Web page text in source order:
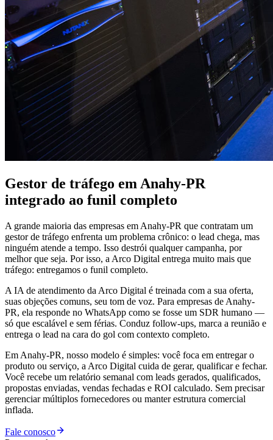
Gestor de tráfego em Anahy-PR
integrado ao funil completo
A grande maioria das empresas em Anahy-PR que contratam um
gestor de tráfego enfrenta um problema crônico: o lead chega, mas
ninguém atende a tempo. Isso destrói qualquer campanha, por
melhor que seja. Por isso, a Arco Digital entrega muito mais que
tráfego: entregamos o funil completo.
A IA de atendimento da Arco Digital é treinada com a sua oferta,
suas objeções comuns, seu tom de voz. Para empresas de Anahy-
PR, ela responde no WhatsApp como se fosse um SDR humano —
só que escalável e sem férias. Conduz follow-ups, marca a reunião e
entrega o lead na cara do gol com contexto completo.
Em Anahy-PR, nosso modelo é simples: você foca em entregar o
produto ou serviço, a Arco Digital cuida de gerar, qualificar e fechar.
Você recebe um relatório semanal com leads gerados, qualificados,
propostas enviadas, vendas fechadas e ROI calculado. Sem precisar
gerenciar múltiplos fornecedores ou manter estrutura comercial
inflada.
Fale conosco